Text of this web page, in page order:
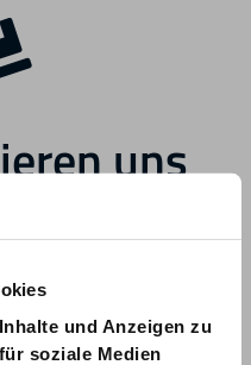
und Anzeigen zu
soziale Medien
uns
andere